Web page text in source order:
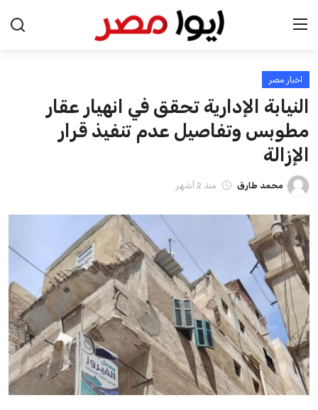
الرئيسية
اخبار مصر
عرب وعالم
اقتصاد
اخبار الرياضة
منوعات
فن وثقافة
علوم وتكنولوجيا
المرأة والجمال
اخبار مصر
النيابة الإدارية تحقق في انهيار عقار
مطوبس وتفاصيل عدم تنفيذ قرار
الإزالة
محمد طارق منذ 2 أشهر